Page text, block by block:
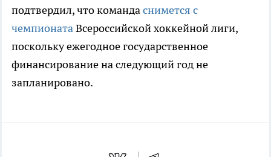
подтвердил, что командаснимется с
чемпионатаВсероссийской хоккейной лиги,
поскольку ежегодное государственное
финансирование на следующий год не
запланировано.